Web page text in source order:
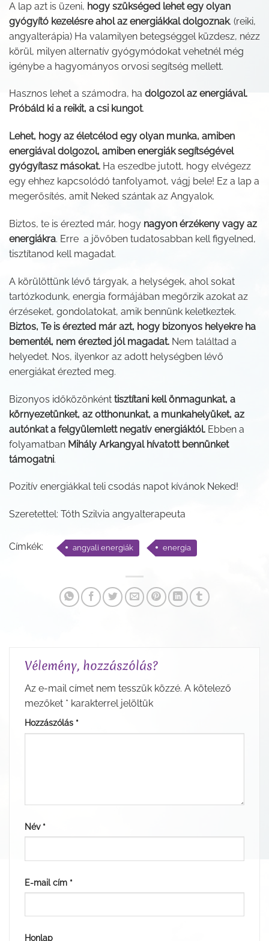
A lap azt is üzeni, hogy szükséged lehet egy olyan
gyógyító kezelésre ahol az energiákkal dolgoznak. (reiki,
angyalterápia) Ha valamilyen betegséggel küzdesz, nézz
körül, milyen alternatív gyógymódokat vehetnél még
igénybe a hagyományos orvosi segítség mellett.
Hasznos lehet a számodra, ha dolgozol az energiával.
Próbáld ki a reikit, a csi kungot.
Lehet, hogy az életcélod egy olyan munka, amiben
energiával dolgozol, amiben energiák segítségével
gyógyítasz másokat. Ha eszedbe jutott, hogy elvégezz
egy ehhez kapcsolódó tanfolyamot, vágj bele! Ez a lap a
megerősítés, amit Neked szántak az Angyalok.
Biztos, te is érezted már, hogy nagyon érzékeny vagy az
energiákra. Erre a jövőben tudatosabban kell figyelned,
tisztítanod kell magadat.
A körülöttünk lévő tárgyak, a helységek, ahol sokat
tartózkodunk, energia formájában megőrzik azokat az
érzéseket, gondolatokat, amik bennünk keletkeztek.
Biztos, Te is érezted már azt, hogy bizonyos helyekre ha
bementél, nem érezted jól magadat. Nem találtad a
helyedet. Nos, ilyenkor az adott helységben lévő
energiákat érezted meg.
Bizonyos időközönként tisztítani kell önmagunkat, a
környezetünket, az otthonunkat, a munkahelyüket, az
autónkat a felgyülemlett negatív energiáktól. Ebben a
folyamatban Mihály Arkangyal hívatott bennünket
támogatni.
Pozitív energiákkal teli csodás napot kívánok Neked!
Szeretettel: Tóth Szilvia angyalterapeuta
Címkék: angyali energiák energia
Vélemény, hozzászólás?
Az e-mail címet nem tesszük közzé. A kötelező
mezőket * karakterrel jelöltük
Hozzászólás *
Név *
E-mail cím *
Honlap